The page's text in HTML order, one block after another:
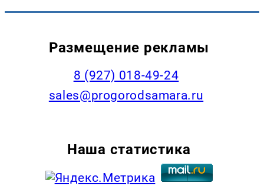
Размещение рекламы
8 (927) 018-49-24
sales@progorodsamara.ru
Наша статистика